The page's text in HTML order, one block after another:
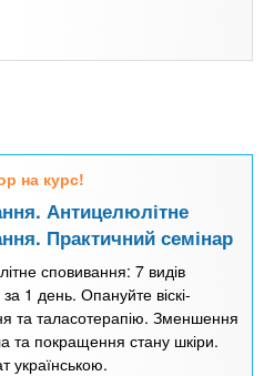
на курс!
Антицелюлітне
Практичний семінар
сповивання: 7 видів
1 день. Опануйте віскі-
та таласотерапію. Зменшення
та покращення стану шкіри.
українською.